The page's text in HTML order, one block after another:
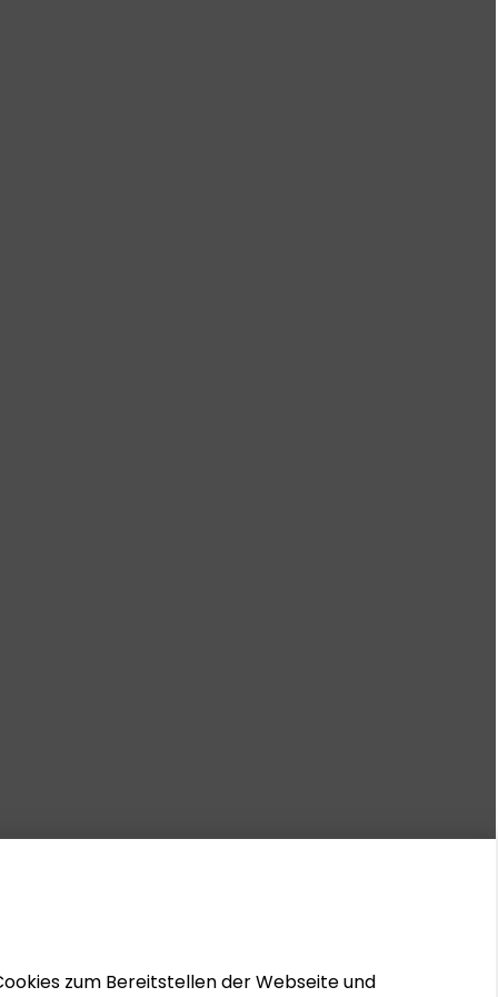
zum Bereitstellen der Webseite und